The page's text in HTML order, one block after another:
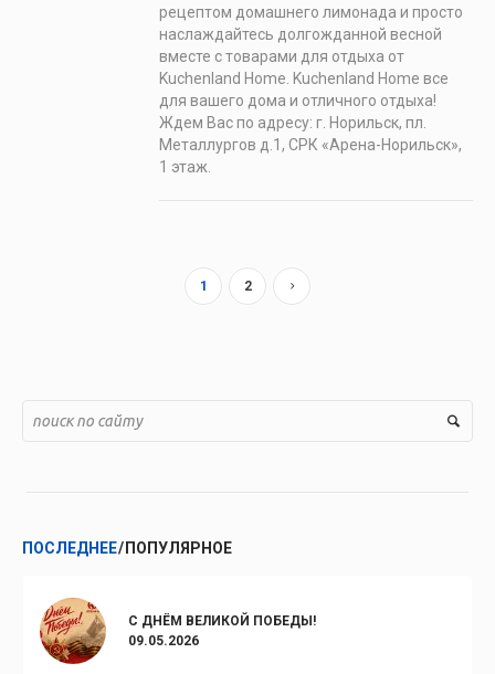
рецептом домашнего лимонада и просто
наслаждайтесь долгожданной весной
вместе с товарами для отдыха от
Kuchenland Home. Kuchenland Home все
для вашего дома и отличного отдыха!
Ждем Вас по адресу: г. Норильск, пл.
Металлургов д.1, СРК «Арена-Норильск»,
1 этаж.
1 2
ПОСЛЕДНЕЕ ПОПУЛЯРНОЕ
С ДНЁМ ВЕЛИКОЙ ПОБЕДЫ!
09.05.2026